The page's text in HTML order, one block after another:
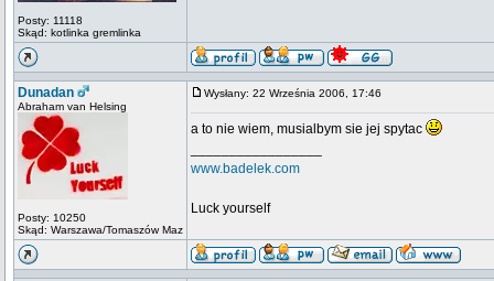
Posty: 11118
Skąd: kotlinka gremlinka
Dunadan
Abraham van Helsing
Posty: 10250
Skąd: Warszawa/Tomaszów Maz
Wysłany: 22 Września 2006, 17:46
a to nie wiem, musialbym sie jej spytac
www.badelek.com
Luck yourself